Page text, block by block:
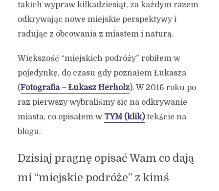
takich wypraw kilkadziesiąt, za każdym razem
odkrywając nowe miejskie perspektywy i
radując z obcowania z miastem i naturą.
Większość “miejskich podróży” robiłem w
pojedynkę, do czasu gdy poznałem Łukasza
(Fotografia – Łukasz Herholz). W 2016 roku po
raz pierwszy wybraliśmy się na odkrywanie
miasta, co opisałem w TYM (klik)tekście na
blogu.
Dzisiaj pragnę opisać Wam co dają
mi “miejskie podróże” z kimś